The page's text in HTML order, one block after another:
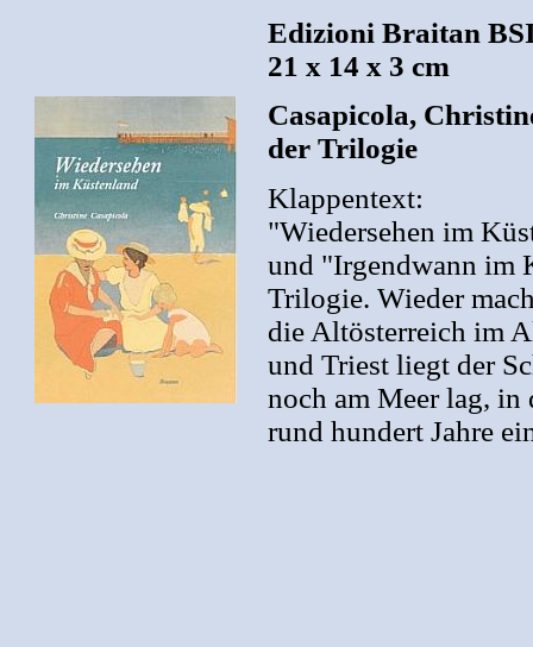
Edizioni Braitan
21 x 14 x 3 cm
Casapicola,
der Trilogie
Klappentext:
"Wiedersehen im
und "Irgendwann im
Trilogie. Wieder
die Altösterreich im
und Triest liegt der
noch am Meer lag,
rund hundert Jahre